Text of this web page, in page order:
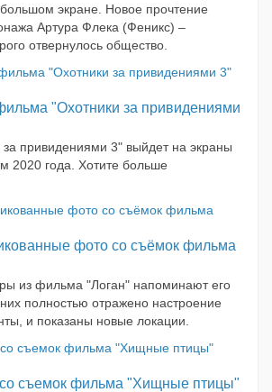
экране. Новое прочтение
Артура Флека (Феникс) –
отвернулось общество.
"Охотники за привидениями
привидениями 3" выйдет на экраны
2020 года. Хотите больше
фото со съёмок фильма
из фильма "Логан" напоминают его
полностью отражено настроение
и показаны новые локации.
съемок фильма "Хищные птицы"